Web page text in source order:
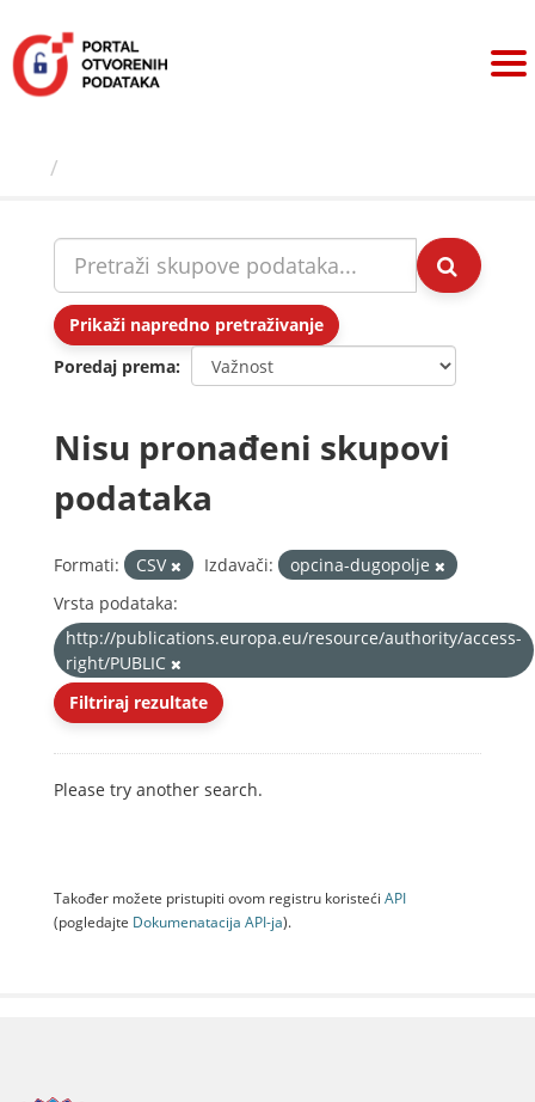
sadržaj
Prikaži napredno pretraživanje
Poredaj prema
Nisu pronađeni skupovi
podataka
Formati: CSV Izdavači:
opcina-dugopolje
Vrsta podataka:
http://publications.europa.eu/resource/authority/access-
right/PUBLIC
Filtriraj rezultate
Please try another search.
Također možete pristupiti ovom registru koristeći API
(pogledajte Dokumenаtаcijа API-jа).